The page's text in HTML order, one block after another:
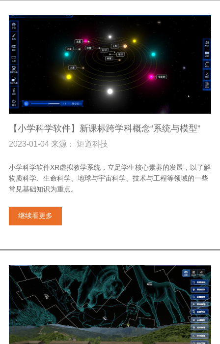
【小学科学软件】新课标跨学科概念“系统与模型”
2023-01-04 来源： 矩道科技
小学科学软件XR虚拟教学系统，立足学生核心素养的发展，以了解
物质科学、生命科学、地球与宇宙科学、技术与工程等领域的一些
常见基础知识为重点。
继续看更多